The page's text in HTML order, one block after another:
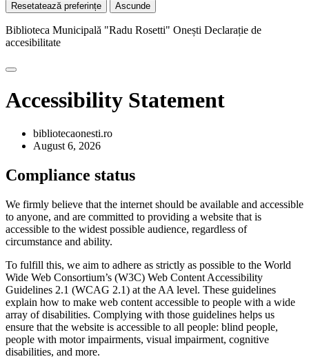
Resetatează preferințe Ascunde
Biblioteca Municipală "Radu Rosetti" Onești Declarație de
accesibilitate
Accessibility Statement
bibliotecaonesti.ro
August 6, 2026
Compliance status
We firmly believe that the internet should be available and accessible
to anyone, and are committed to providing a website that is
accessible to the widest possible audience, regardless of
circumstance and ability.
To fulfill this, we aim to adhere as strictly as possible to the World
Wide Web Consortium’s (W3C) Web Content Accessibility
Guidelines 2.1 (WCAG 2.1) at the AA level. These guidelines
explain how to make web content accessible to people with a wide
array of disabilities. Complying with those guidelines helps us
ensure that the website is accessible to all people: blind people,
people with motor impairments, visual impairment, cognitive
disabilities, and more.